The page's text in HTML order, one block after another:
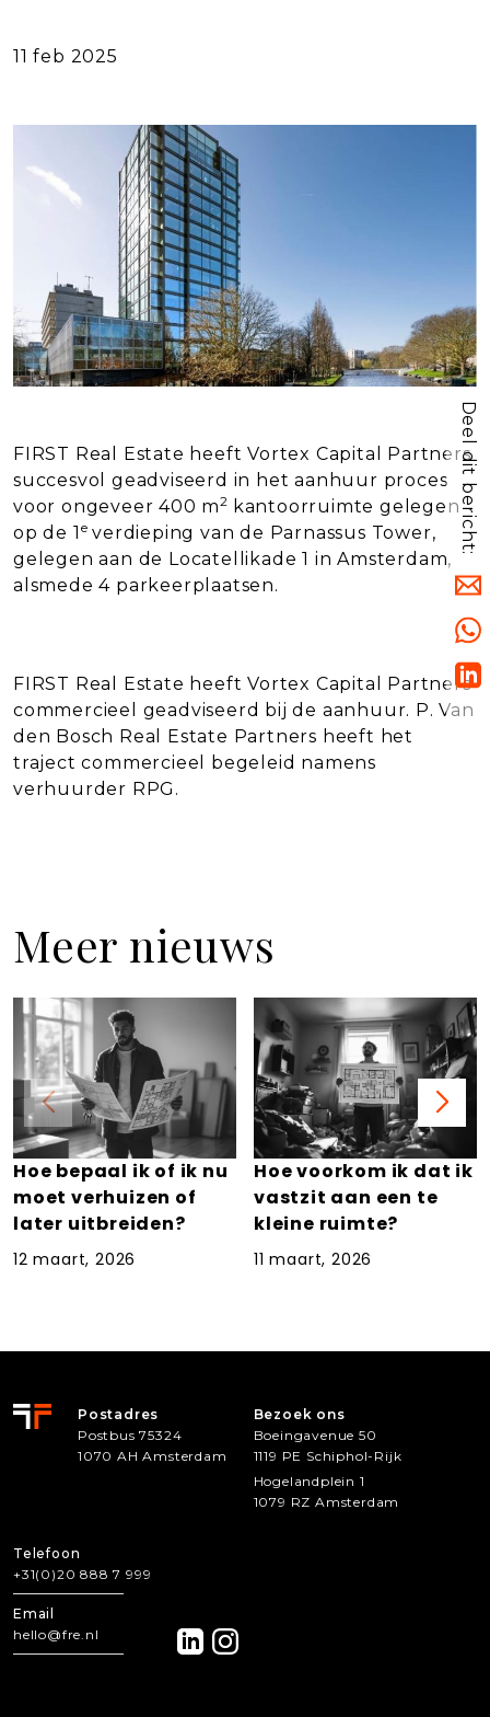
11 feb 2025
FIRST Real Estate heeft Vortex Capital Partners
succesvol geadviseerd in het aanhuur proces
voor ongeveer 400 m2 kantoorruimte gelegen
op de 1 everdieping van de Parnassus Tower,
gelegen aan de Locatellikade 1 in Amsterdam,
alsmede 4 parkeerplaatsen.
FIRST Real Estate heeft Vortex Capital Partners
commercieel geadviseerd bij de aanhuur. P. Van
den Bosch Real Estate Partners heeft het
traject commercieel begeleid namens
verhuurder RPG.
Meer nieuws
Hoe bepaal ik of ik nu
moet verhuizen of
later uitbreiden?
12 maart, 2026
Hoe voorkom ik dat ik
vastzit aan een te
kleine ruimte?
11 maart, 2026
Deel dit bericht:
Postadres
Postbus 75324
1070 AH Amsterdam
Bezoek ons
Boeingavenue 50
1119 PE Schiphol-Rijk
Hogelandplein 1
1079 RZ Amsterdam
Telefoon
+31(0)20 888 7 999
Email
hello@fre.nl